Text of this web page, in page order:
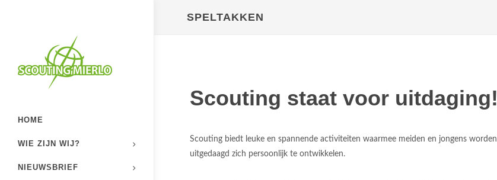
HOME
WIE ZIJN WIJ?
NIEUWSBRIEF
SPELTAKKEN
Scouting staat voor uitdaging!
Scouting biedt leuke en spannende activiteiten waarmee meiden en jongens worden
uitgedaagd zich persoonlijk te ontwikkelen.